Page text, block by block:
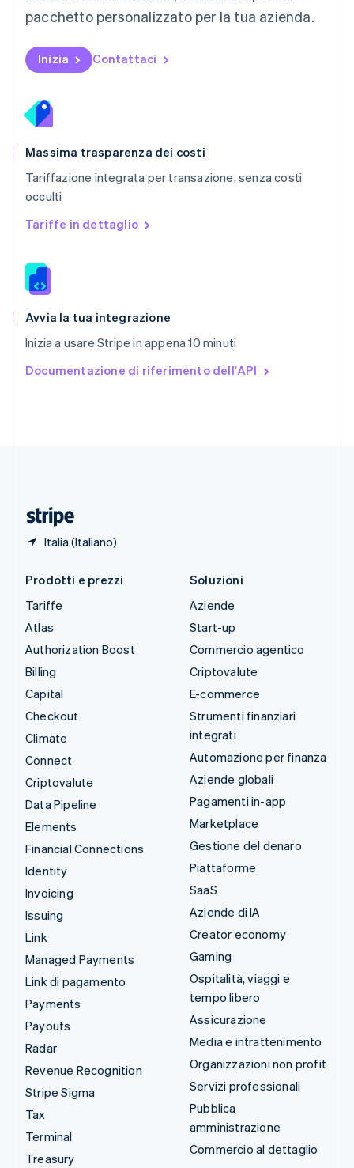
pacchetto personalizzato per la tua azienda.
Inizia Contattaci
Massima trasparenza dei costi
Tariffazione integrata per transazione, senza costi
occulti
Tariffe in dettaglio
Avvia la tua integrazione
Inizia a usare Stripe in appena 10 minuti
Documentazione di riferimento dell'API
Italia (Italiano)
NederlandsEnglish
English
Portogallo
RAS di Hong Kong, Cina
English
English
English
Romania
English
Slovacchia
Slovenia
English Italiano
EspañolEnglish
English Español 简体中文
Prodotti e prezzi
Tariffe
Atlas
Authorization Boost
Billing
Capital
Checkout
Climate
Connect
Criptovalute
Data Pipeline
Elements
Financial Connections
Identity
Invoicing
Issuing
Link
Managed Payments
Link di pagamento
Payments
Payouts
Radar
Revenue Recognition
Stripe Sigma
Tax
Terminal
Treasury
Soluzioni
Aziende
Start-up
Commercio agentico
Criptovalute
E-commerce
Strumenti finanziari
integrati
Automazione per finanza
Aziende globali
Pagamenti in-app
Marketplace
Gestione del denaro
Piattaforme
SaaS
Aziende di IA
Creator economy
Gaming
Ospitalità, viaggi e
tempo libero
Assicurazione
Media e intrattenimento
Organizzazioni non profit
Servizi professionali
Pubblica
amministrazione
Commercio al dettaglio